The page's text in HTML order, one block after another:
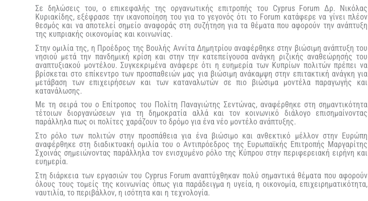
Σε δηλώσεις του, ο επικεφαλής της οργανωτικής επιτροπής του Cyprus Forum Δρ. Νικόλας
Κυριακίδης, εξέφρασε την ικανοποίηση του για το γεγονός ότι το Forum κατάφερε να γίνει πλέον
θεσμός και να αποτελεί σημείο αναφοράς στη συζήτηση για τα θέματα που αφορούν την ανάπτυξη
της κυπριακής οικονομίας και κοινωνίας.
Στην ομιλία της, η Προέδρος της Βουλής Αννίτα Δημητρίου αναφέρθηκε στην βιώσιμη ανάπτυξη του
νησιού μετά την πανδημική κρίση και στην την κατεπείγουσα ανάγκη ριζικής αναθεώρησής του
αναπτυξιακού μοντέλου. Συγκεκριμένα ανάφερε ότι η ευημερία των Κυπρίων πολιτών πρέπει να
βρίσκεται στο επίκεντρο των προσπαθειών μας για βιώσιμη ανάκαμψη στην επιτακτική ανάγκη για
μετάβαση των επιχειρήσεων και των καταναλωτών σε πιο βιώσιμα μοντέλα παραγωγής και
κατανάλωσης.
Με τη σειρά του ο Επίτροπος του Πολίτη Παναγιώτης Σεντώνας, αναφέρθηκε στη σημαντικότητα
τέτοιων διοργανώσεων για τη δημοκρατία αλλά και τον κοινωνικό διάλογο επισημαίνοντας
παράλληλα πως οι πολίτες χαράζουν το δρόμο για ένα νέο μοντέλο ανάπτυξης.
Στο ρόλο των πολιτών στην προσπάθεια για ένα βιώσιμο και ανθεκτικό μέλλον στην Ευρώπη
αναφέρθηκε στη διαδικτυακή ομιλία του ο Αντιπρόεδρος της Ευρωπαϊκής Επιτροπής Μαργαρίτης
Σχοινάς σημειώνοντας παράλληλα τον ενισχυμένο ρόλο της Κύπρου στην περιφερειακή ειρήνη και
ευημερία.
Στη διάρκεια των εργασιών του Cyprus Forum αναπτύχθηκαν πολύ σημαντικά θέματα που αφορούν
όλους τους τομείς της κοινωνίας όπως για παράδειγμα η υγεία, η οικονομία, επιχειρηματικότητα,
ναυτιλία, το περιβάλλον, η ισότητα και η τεχνολογία.